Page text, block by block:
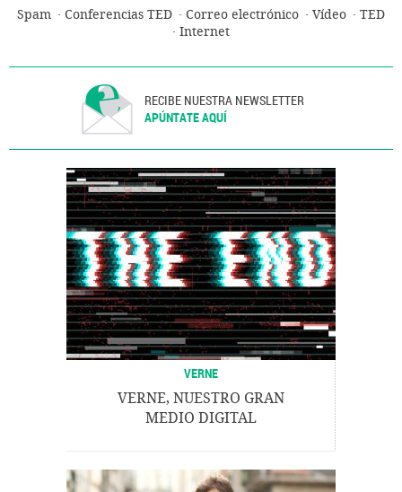
Spam Conferencias TED Correo electrónico Vídeo
TED
Internet
RECIBE NUESTRA NEWSLETTER
APÚNTATE AQUÍ
VERNE
VERNE, NUESTRO GRAN
MEDIO DIGITAL